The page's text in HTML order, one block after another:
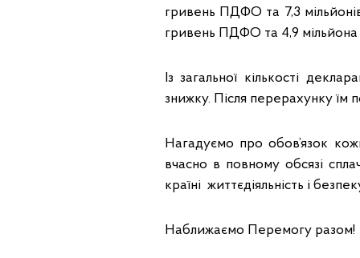
гривень ПДФО та 7,3
гривень ПДФО та 4,9 мільйона
Із загальної кількості
знижку. Після перерахунку їм
Нагадуємо про обов’язок
вчасно в повному обсязі
країні життєдіяльність і
Наближаємо Перемогу разом!